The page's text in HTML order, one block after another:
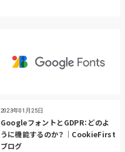
2023年01月25日
GoogleフォントとGDPR：どのよ
うに機能するのか？｜CookieFirst
ブログ